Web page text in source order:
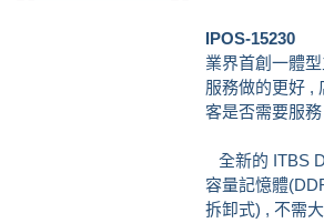
IPOS-15230
業界首創一體
服務做的更好 ,
客是否需要服務
全新的 ITBS
容量記憶體
拆卸式) , 不需